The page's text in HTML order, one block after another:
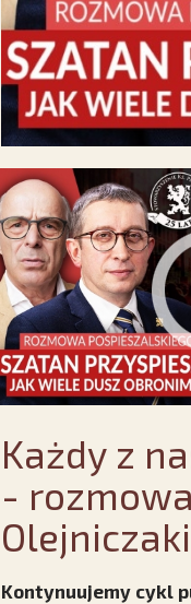
Każdy z
-
Kontynuujemy cykl